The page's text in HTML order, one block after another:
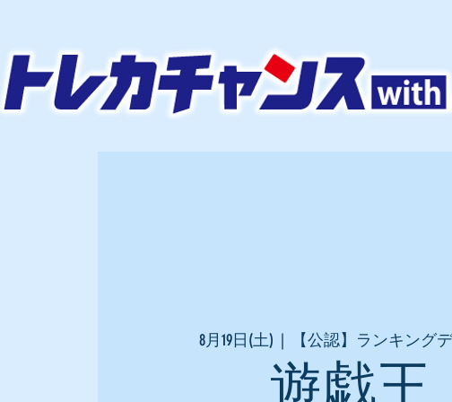
8月19日(土)
  |
【公認】ランキング
遊戯王